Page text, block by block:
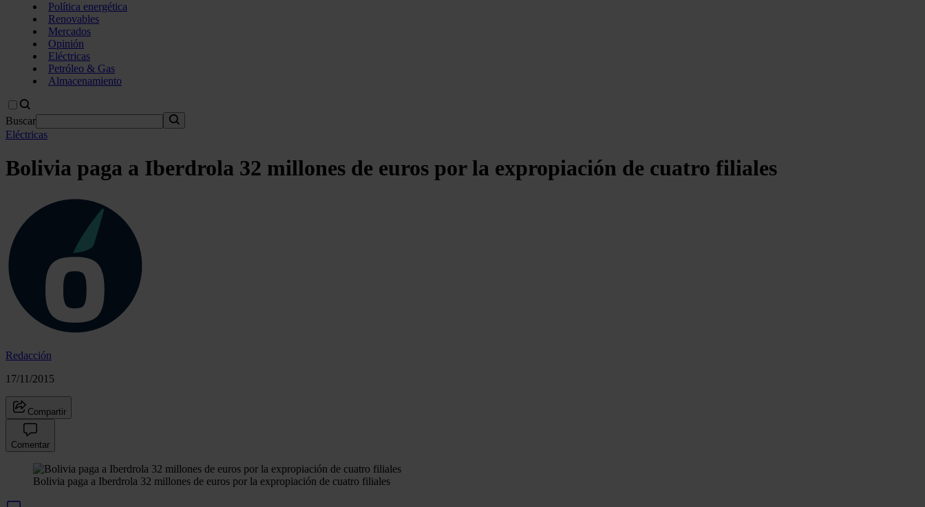
Política energética
Renovables
Mercados
Opinión
Eléctricas
Petróleo & Gas
Almacenamiento
Buscar
Eléctricas
Bolivia paga a Iberdrola 32 millones de euros por la expropiación de cuatro filiales
Redacción
17/11/2015
Compartir
Comentar
Bolivia paga a Iberdrola 32 millones de euros por la expropiación de cuatro filiales